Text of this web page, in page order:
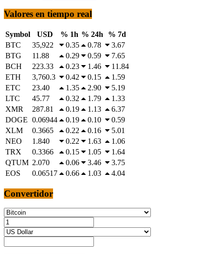
Valores en tiempo real
Symbol USD % 1h % 24h
% 7d
BTC
35,922 0.35 0.78
3.67
BTG
11.88 0.29 0.59
7.65
BCH
223.33 0.23 1.46
11.84
ETH
3,760.3 0.42 0.15
1.59
ETC
23.40 1.35 2.90
5.19
LTC
45.77 0.32 1.79
1.33
XMR
287.81 0.19 1.13
6.37
DOGE 0.06944 0.19 0.10
0.59
XLM
0.3665 0.22 0.16
5.01
NEO
1.840 0.22 1.63
1.06
TRX
0.3366 0.15 1.05
1.64
QTUM 2.070 0.06 3.46
3.75
EOS
0.06517 0.66 1.03 4.04
Convertidor